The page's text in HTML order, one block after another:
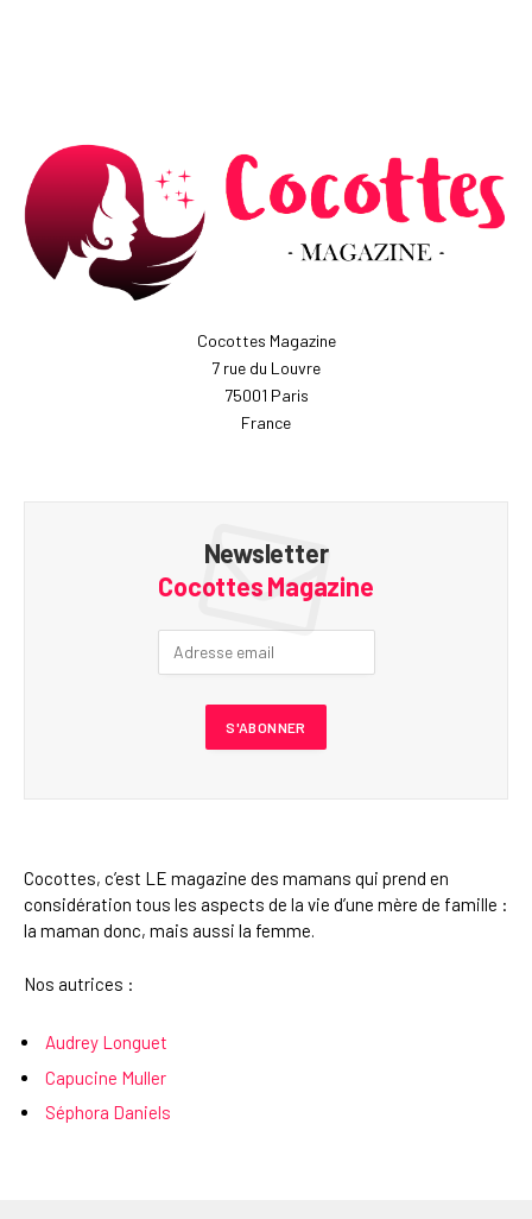
Cocottes Magazine
7 rue du Louvre
75001 Paris
France
Newsletter
Cocottes Magazine
Cocottes, c’est LE magazine des mamans qui prend en
considération tous les aspects de la vie d’une mère de famille :
la maman donc, mais aussi la femme.
Nos autrices :
Audrey Longuet
Capucine Muller
Séphora Daniels